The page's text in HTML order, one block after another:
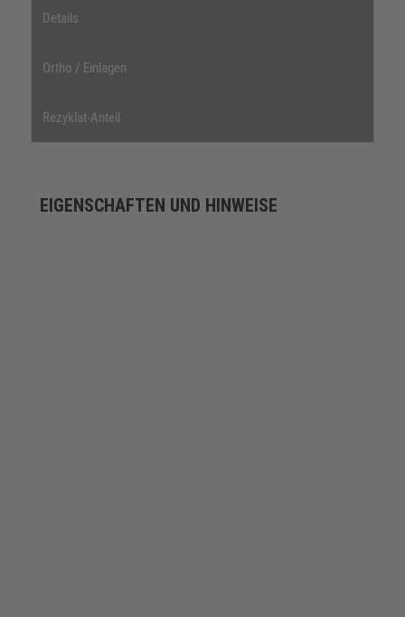
Details
Ortho / Einlagen
Rezyklat-Anteil
EIGENSCHAFTEN UND HINWEISE